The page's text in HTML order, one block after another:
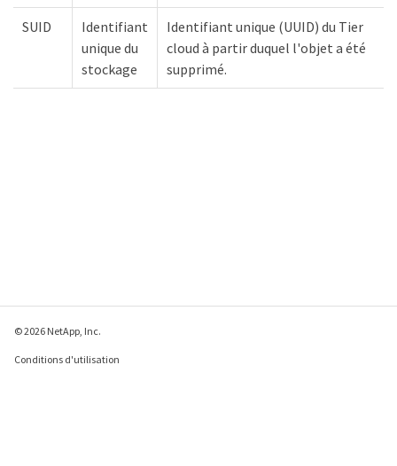
SUID
Identifiant
unique du
stockage
Identifiant unique (UUID) du Tier
cloud à partir duquel l'objet a été
supprimé.
© 2026 NetApp, Inc.
Conditions d'utilisation